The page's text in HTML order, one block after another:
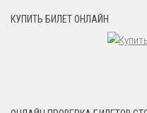
КУПИТЬ БИЛЕТ ОНЛАЙН